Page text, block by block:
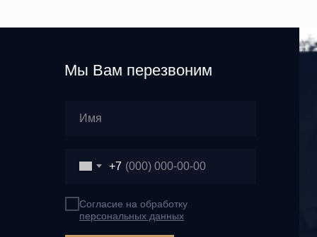
Мы Вам перезвоним
+7
Согласие на обработку
персональных данных